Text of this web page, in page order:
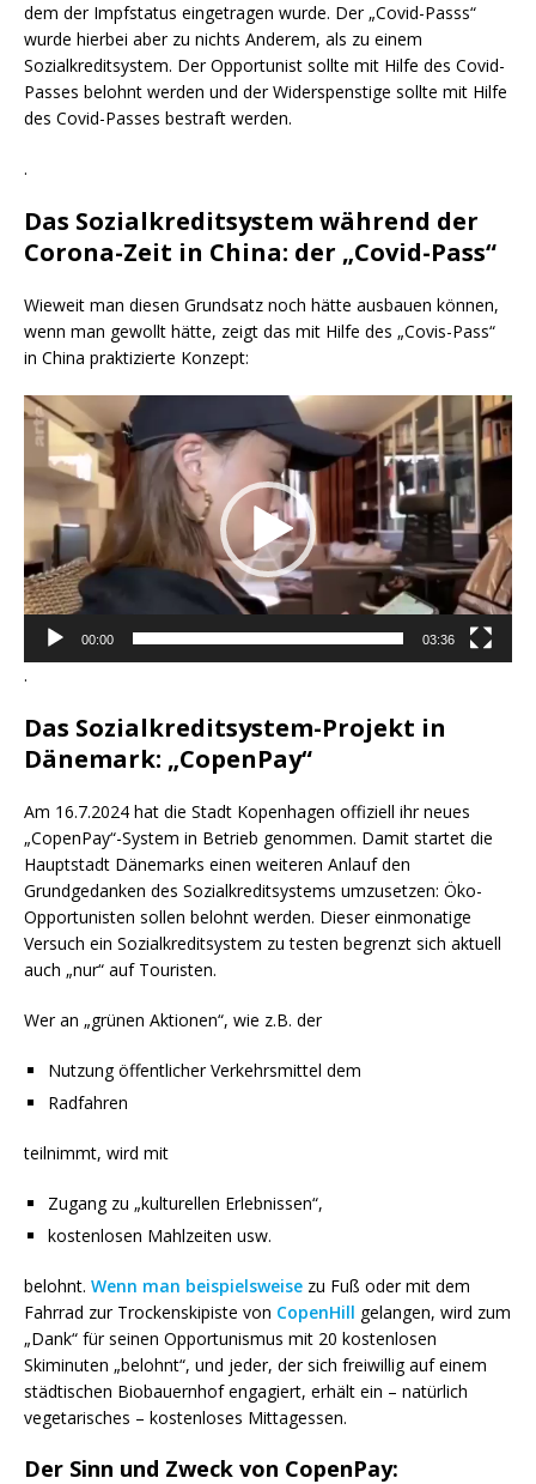
dem der Impfstatus eingetragen wurde. Der „Covid-Passs“
wurde hierbei aber zu nichts Anderem, als zu einem
Sozialkreditsystem. Der Opportunist sollte mit Hilfe des Covid-
Passes belohnt werden und der Widerspenstige sollte mit Hilfe
des Covid-Passes bestraft werden.
.
Das Sozialkreditsystem während der
Corona-Zeit in China: der „Covid-Pass“
Wieweit man diesen Grundsatz noch hätte ausbauen können,
wenn man gewollt hätte, zeigt das mit Hilfe des „Covis-Pass“
in China praktizierte Konzept:
Video-
Player
00:00 03:36
.
Das Sozialkreditsystem-Projekt in
Dänemark: „CopenPay“
Am 16.7.2024 hat die Stadt Kopenhagen offiziell ihr neues
„CopenPay“-System in Betrieb genommen. Damit startet die
Hauptstadt Dänemarks einen weiteren Anlauf den
Grundgedanken des Sozialkreditsystems umzusetzen: Öko-
Opportunisten sollen belohnt werden. Dieser einmonatige
Versuch ein Sozialkreditsystem zu testen begrenzt sich aktuell
auch „nur“ auf Touristen.
Wer an „grünen Aktionen“, wie z.B. der
Nutzung öffentlicher Verkehrsmittel dem
Radfahren
teilnimmt, wird mit
Zugang zu „kulturellen Erlebnissen“,
kostenlosen Mahlzeiten usw.
belohnt. Wenn man beispielsweise zu Fuß oder mit dem
Fahrrad zur Trockenskipiste von CopenHill gelangen, wird zum
„Dank“ für seinen Opportunismus mit 20 kostenlosen
Skiminuten „belohnt“, und jeder, der sich freiwillig auf einem
städtischen Biobauernhof engagiert, erhält ein – natürlich
vegetarisches – kostenloses Mittagessen.
Der Sinn und Zweck von CopenPay: